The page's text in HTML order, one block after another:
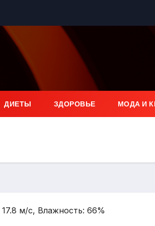
ДИЕТЫ ЗДОРОВЬЕ МОДА И
м/с, Влажность: 66%